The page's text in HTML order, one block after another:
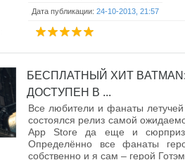
Дата публикации: 24-10-2013, 21:57
БЕСПЛАТНЫЙ ХИТ BATMAN:
ДОСТУПЕН В ...
Все любители и фанаты
состоялся релиз самой
App Store да еще и
Определённо все фанаты
собственно и я сам – герой